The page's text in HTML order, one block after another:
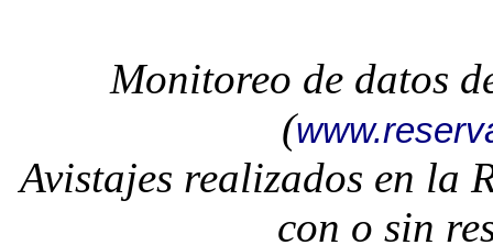
Monitoreo de datos
(
Avistajes realizados en la
con o sin